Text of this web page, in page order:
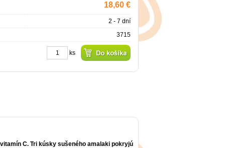
18,60 €
2 - 7 dní
3715
ks
C. Tri kúsky sušeného amalaki pokryjú